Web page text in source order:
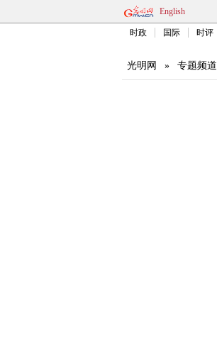
English
时政 国际 时评
光明网 » 专题频道